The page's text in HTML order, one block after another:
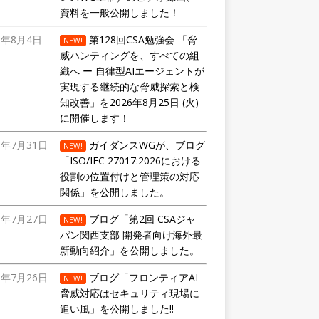
資料を一般公開しました！
8月4日
NEW!
第128回CSA勉強会 「脅
威ハンティングを、すべての組
織へ ー 自律型AIエージェントが
実現する継続的な脅威探索と検
知改善」を2026年8月25日 (火)
に開催します！
7月31日
NEW!
ガイダンスWGが、ブログ
「ISO/IEC 27017:2026における
役割の位置付けと管理策の対応
関係」を公開しました。
7月27日
NEW!
ブログ「第2回 CSAジャ
パン関西支部 開発者向け海外最
新動向紹介」を公開しました。
7月26日
NEW!
ブログ「フロンティアAI
脅威対応はセキュリティ現場に
追い風」を公開しました!!